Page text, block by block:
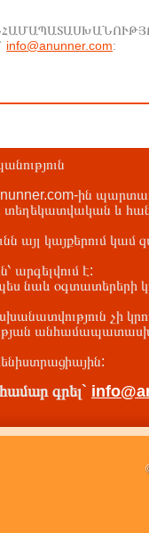
info@anunner.com:
ին
տեղեկատվական և
այլ կայքերում կամ
արգելվում է:
նաև օգտատերերի
չի
գրել`